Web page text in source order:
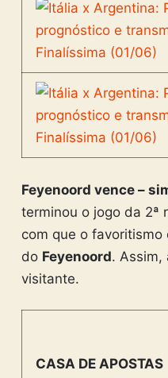
Feyenoord vence –
terminou o jogo da 2ª
com que o
do Feyenoord. Assim,
visitante.
CASA DE APOSTAS